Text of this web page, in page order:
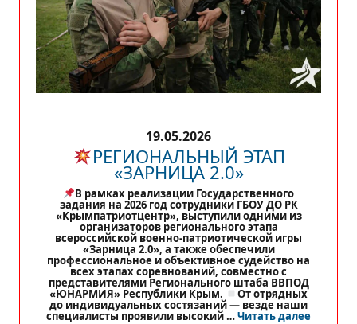
19.05.2026
РЕГИОНАЛЬНЫЙ ЭТАП
«ЗАРНИЦА 2.0»
В рамках реализации Государственного
задания на 2026 год сотрудники ГБОУ ДО РК
«Крымпатриотцентр», выступили одними из
организаторов регионального этапа
всероссийской военно-патриотической игры
«Зарница 2.0», а также обеспечили
профессиональное и объективное судейство на
всех этапах соревнований, совместно с
представителями Регионального штаба ВВПОД
«ЮНАРМИЯ» Республики Крым. От отрядных
до индивидуальных состязаний — везде наши
специалисты проявили высокий …Читать далее«